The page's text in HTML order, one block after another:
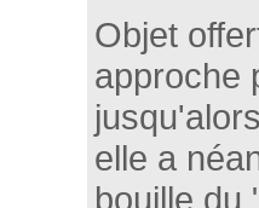
Objet
approche
elle a
bouille du